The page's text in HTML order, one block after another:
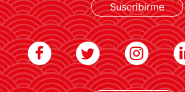
LEER MÁS
Suscribirme